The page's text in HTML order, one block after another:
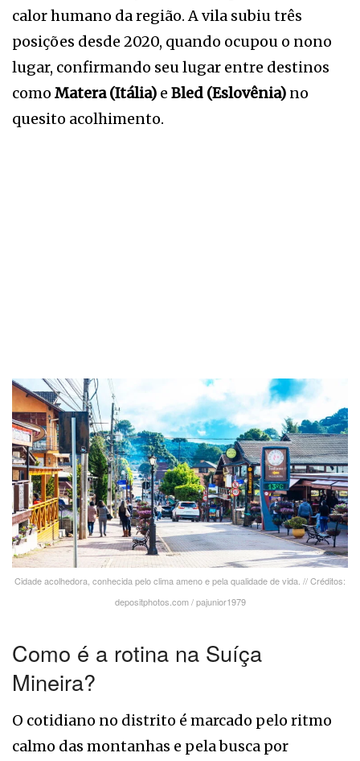
calor humano da região. A vila subiu três
posições desde 2020, quando ocupou o nono
lugar, confirmando seu lugar entre destinos
como Matera (Itália) e Bled (Eslovênia) no
quesito acolhimento.
Cidade acolhedora, conhecida pelo clima ameno e pela qualidade de vida. // Créditos:
depositphotos.com / pajunior1979
Como é a rotina na Suíça
Mineira?
O cotidiano no distrito é marcado pelo ritmo
calmo das montanhas e pela busca por